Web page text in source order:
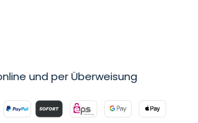
und per Überweisung